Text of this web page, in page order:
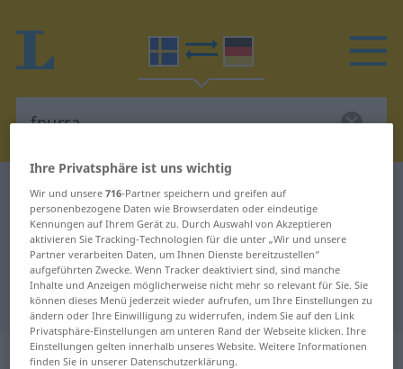
Schwedisch-Deutsch Wörterbuch fnurra
Schwedisch-Deutsch Übersetzung
für "fnurra"
"fnurra" Deutsch Übersetzung
„fnurra“: Substantiv, Hauptwort
Ihre Privatsphäre ist uns wichtig
Wir und unsere716-Partner speichern und greifen auf
personenbezogene Daten wie Browserdaten oder eindeutige
Kennungen auf Ihrem Gerät zu. Durch Auswahl von Akzeptieren
aktivieren Sie Tracking-Technologien für die unter „Wir und unsere
Partner verarbeiten Daten, um Ihnen Dienste bereitzustellen“
aufgeführten Zwecke. Wenn Tracker deaktiviert sind, sind manche
Inhalte und Anzeigen möglicherweise nicht mehr so relevant für Sie. Sie
können dieses Menü jederzeit wieder aufrufen, um Ihre Einstellungen zu
ändern oder Ihre Einwilligung zu widerrufen, indem Sie auf den Link
Privatsphäre-Einstellungen am unteren Rand der Webseite klicken. Ihre
Einstellungen gelten innerhalb unseres Website. Weitere Informationen
finden Sie in unserer Datenschutzerklärung.